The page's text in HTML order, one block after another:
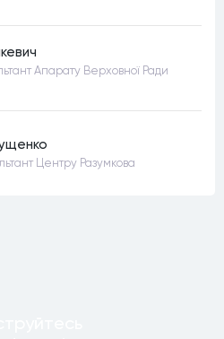
Апарату Верховної Ради
Центру Разумкова